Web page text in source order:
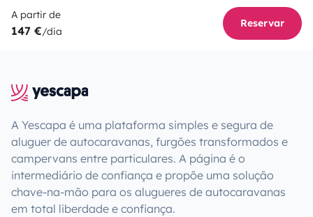
A partir de
147 €/dia
Reservar
A Yescapa é uma plataforma simples e segura de
aluguer de autocaravanas, furgões transformados e
campervans entre particulares. A página é o
intermediário de confiança e propõe uma solução
chave-na-mão para os alugueres de autocaravanas
em total liberdade e confiança.